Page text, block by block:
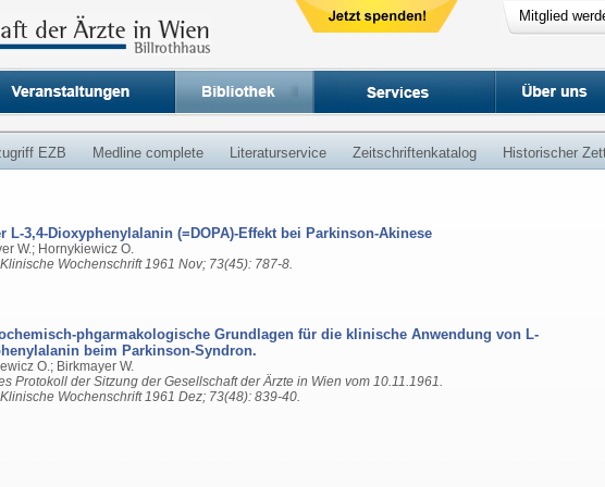
Mitglied
EZB Medline complete Literaturservice Zeitschriftenkatalog Historischer
L-3,4-Dioxyphenylalanin (=DOPA)-Effekt bei Parkinson-Akinese
W.; Hornykiewicz O.
Wochenschrift 1961 Nov; 73(45): 787-8.
phgarmakologische Grundlagen für die klinische Anwendung von L-
beim Parkinson-Syndron.
O.; Birkmayer W.
Protokoll der Sitzung der Gesellschaft der Ärzte in Wien vom 10.11.1961.
Wochenschrift 1961 Dez; 73(48): 839-40.